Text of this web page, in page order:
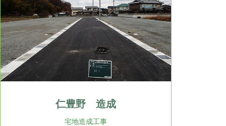
仁豊野 造成
宅地造成工事